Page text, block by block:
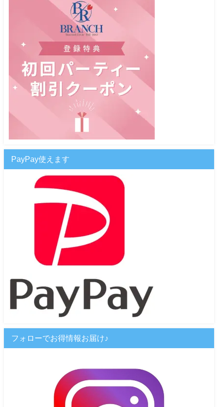
PayPay使えます
フォローでお得情報お届け♪